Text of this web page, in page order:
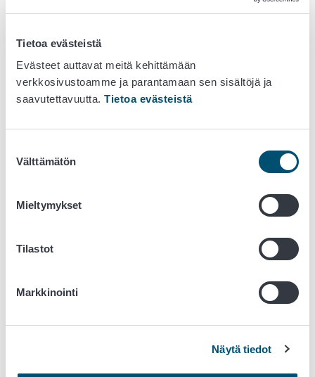
Tietoa evästeistä
Evästeet auttavat meitä kehittämään
verkkosivustoamme ja parantamaan sen sisältöjä ja
saavutettavuutta. Tietoa evästeistä
valinta
Välttämätön
Mieltymykset
Tilastot
Markkinointi
Näytä tiedot
Luomuelintarvikkeiden valmistus ja myynti
Eläimistä saatavat sivutuotteet
takaisinveto
Varautuminen säteilyvaaratilanteisiin
Verkkokauppa ja muu etämyynti